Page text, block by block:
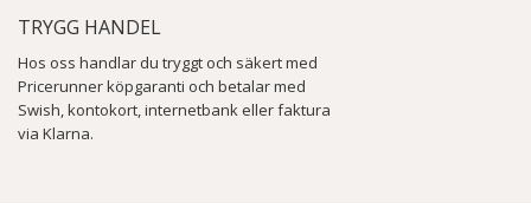
TRYGG HANDEL
Hos oss handlar du tryggt och säkert med
Pricerunner köpgaranti och betalar med
Swish, kontokort, internetbank eller faktura
via Klarna.